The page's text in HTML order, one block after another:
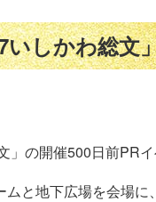
いしかわ総文
」の開催500日前PR
ムと地下広場を会場